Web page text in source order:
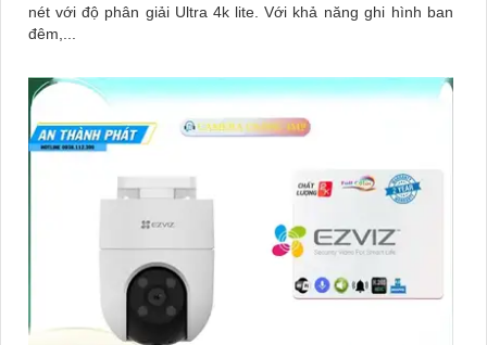
nét với độ phân giải Ultra 4k lite. Với khả năng ghi hình ban
đêm,...